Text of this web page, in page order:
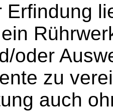
Erfindung
oder
zu
auch